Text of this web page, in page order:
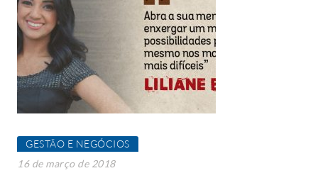
GESTÃO E NEGÓCIOS
16 de março de 2018